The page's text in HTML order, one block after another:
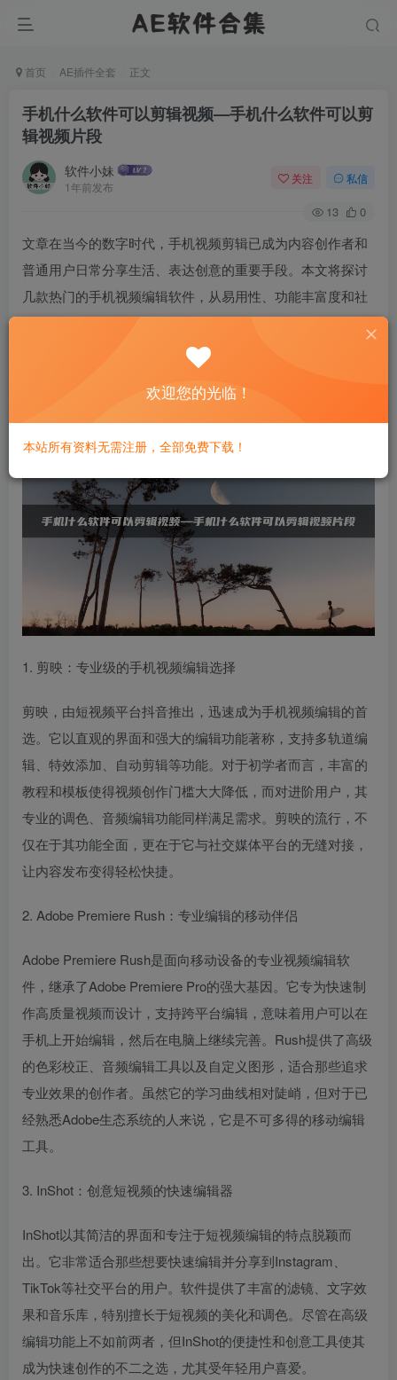
首页 AE插件全套 正文
手机什么软件可以剪辑视频—手机什么软件可以剪
辑视频片段
软件小妹
1年前发布
关注 私信
13 0
文章在当今的数字时代，手机视频剪辑已成为内容创作者和
普通用户日常分享生活、表达创意的重要手段。本文将探讨
几款热门的手机视频编辑软件，从易用性、功能丰富度和社
区支持等方面进行分析，旨在为寻找高效视频剪辑工具的用
户提供指导。我们将聚焦于抖音的剪映、Adobe的Premiere
1. 剪映：专业级的手机视频编辑选择
剪映，由短视频平台抖音推出，迅速成为手机视频编辑的首
选。它以直观的界面和强大的编辑功能著称，支持多轨道编
辑、特效添加、自动剪辑等功能。对于初学者而言，丰富的
教程和模板使得视频创作门槛大大降低，而对进阶用户，其
专业的调色、音频编辑功能同样满足需求。剪映的流行，不
仅在于其功能全面，更在于它与社交媒体平台的无缝对接，
让内容发布变得轻松快捷。
2. Adobe Premiere Rush：专业编辑的移动伴侣
Adobe Premiere Rush是面向移动设备的专业视频编辑软
件，继承了Adobe Premiere Pro的强大基因。它专为快速制
作高质量视频而设计，支持跨平台编辑，意味着用户可以在
手机上开始编辑，然后在电脑上继续完善。Rush提供了高级
的色彩校正、音频编辑工具以及自定义图形，适合那些追求
专业效果的创作者。虽然它的学习曲线相对陡峭，但对于已
经熟悉Adobe生态系统的人来说，它是不可多得的移动编辑
工具。
3. InShot：创意短视频的快速编辑器
InShot以其简洁的界面和专注于短视频编辑的特点脱颖而
出。它非常适合那些想要快速编辑并分享到Instagram、
TikTok等社交平台的用户。软件提供了丰富的滤镜、文字效
果和音乐库，特别擅长于短视频的美化和调色。尽管在高级
编辑功能上不如前两者，但InShot的便捷性和创意工具使其
成为快速创作的不二之选，尤其受年轻用户喜爱。
欢迎您的光临！
本站所有资料无需注册，全部免费下载！